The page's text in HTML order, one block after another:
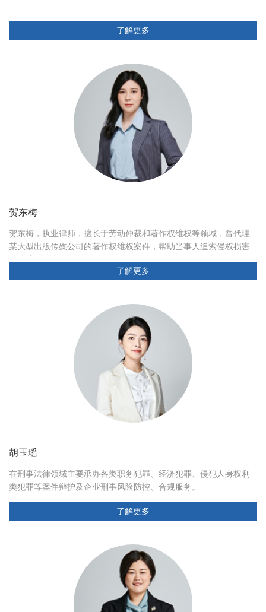
了解更多
贺东梅
贺东梅，执业律师，擅长于劳动仲裁和著作权维权等领域，曾代理
某大型出版传媒公司的著作权维权案件，帮助当事人追索侵权损害
了解更多
胡玉瑶
在刑事法律领域主要承办各类职务犯罪、经济犯罪、侵犯人身权利
类犯罪等案件辩护及企业刑事风险防控、合规服务。
了解更多